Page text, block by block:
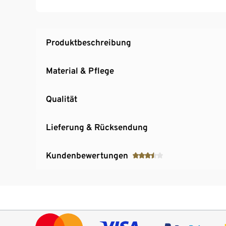
Produktbeschreibung
Material & Pflege
Qualität
Lieferung & Rücksendung
Kundenbewertungen